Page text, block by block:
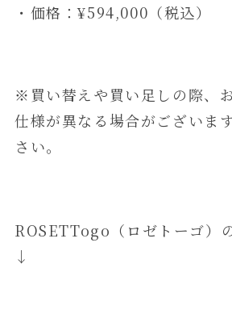
・価格：¥594,000（税込）
※買い替えや買い足しの際、
仕様が異なる場合がございま
さい。
ROSETTogo（ロゼトーゴ）
↓